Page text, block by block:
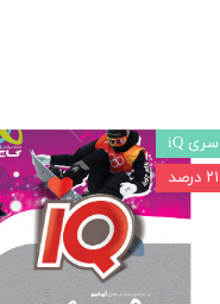
سری iQ
۲۱ درصد